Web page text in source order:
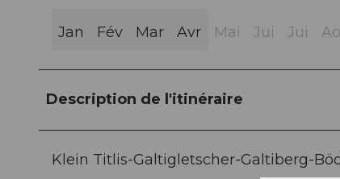
Jan Fév Mar Avr Mai Jui Jui
Description de l'itinéraire
Klein Titlis-Galtigletscher-Galtiberg-